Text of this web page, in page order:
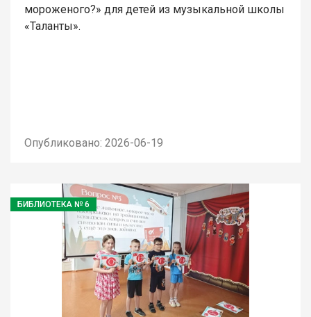
мороженого?» для детей из музыкальной школы
«Таланты».
Опубликовано: 2026-06-19
БИБЛИОТЕКА № 6